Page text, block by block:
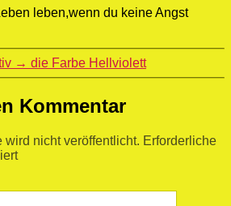
leben,wenn du keine Angst
→ die Farbe Hellviolett
Kommentar
wird nicht veröffentlicht. Erforderliche